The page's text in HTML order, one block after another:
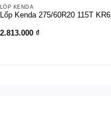
LỐP KENDA
Lốp Kenda 275/60R20 115T
2.813.000 ₫